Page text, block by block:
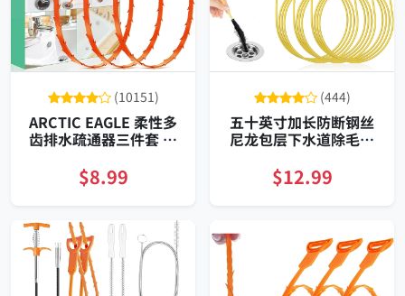
(10151)
ARCTIC EAGLE 柔性多
齿排水疏通器三件套 可
窄口适配
$8.99
(444)
五十英寸加长防断钢丝
尼龙包层下水道除毛疏
$12.99